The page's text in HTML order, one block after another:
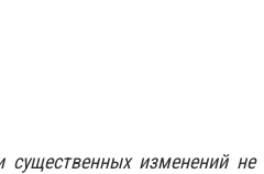
изменений не